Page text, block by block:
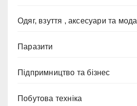
Одяг, взуття , аксесуари та мода
Паразити
Підпримництво та бізнес
Побутова техніка